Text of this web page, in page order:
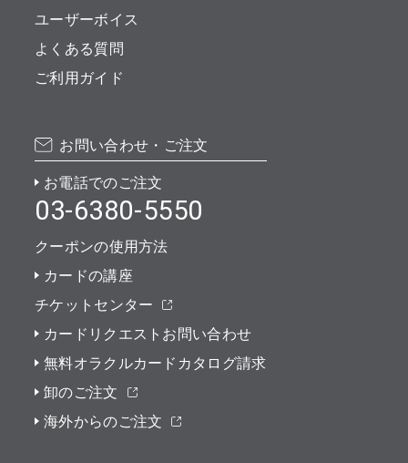
ユーザーボイス
よくある質問
ご利用ガイド
お問い合わせ・ご注文
お電話でのご注文
03-6380-5550
クーポンの使用方法
カードの講座
チケットセンター
カードリクエストお問い合わせ
無料オラクルカードカタログ請求
卸のご注文
海外からのご注文